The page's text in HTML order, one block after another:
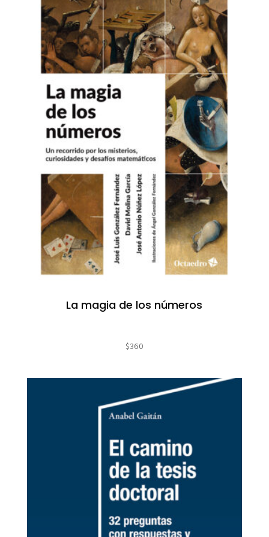
La magia de los números
$360